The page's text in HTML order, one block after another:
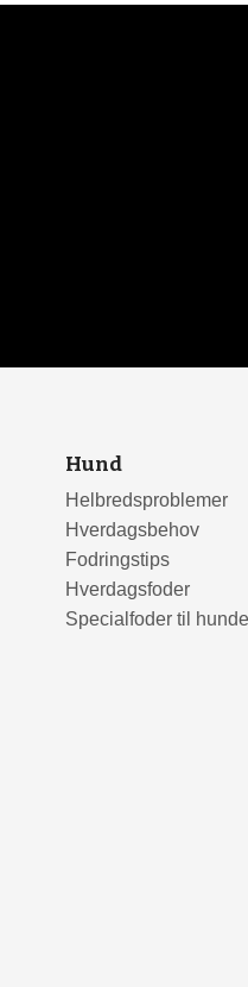
Hund
Helbredsproblemer
Hverdagsbehov
Fodringstips
Hverdagsfoder
Specialfoder til hunde